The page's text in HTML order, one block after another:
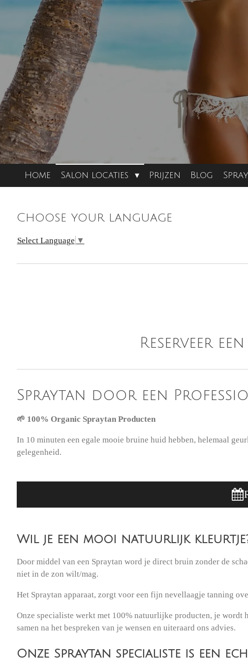
Home Salon locaties Prijzen Blog
Choose your language
Select Language ▼
Reserveer
Spraytan door een
🌱 100% Organic Spraytan Producten
In 10 minuten een egale mooie bruine huid hebben, helemaal
gelegenheid.
Wil je een mooi natuurlijk
Door middel van een Spraytan word je direct bruin zonder de
niet in de zon wilt/mag.
Het Spraytan apparaat, zorgt voor een fijn nevellaagje tanning
Onze specialiste werkt met 100% natuurlijke producten, je
samen na het bespreken van je wensen en uiteraard ons advies.
Onze Spraytan specialiste is een